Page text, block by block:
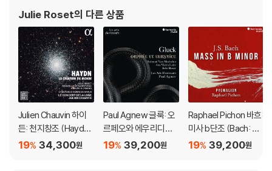
가능합니다.
2) 재생 음역의 왜곡을 최소화 하고 반복 재생시에도 최대한 일관되게 유
지되도록 디스크 센터 홀 구경이 작게 제작되는 경우가 있습니다. 턴테이
블 스핀들에 맞지 않는 경우에는 전용 제품 등을 이용하여 센터 홀을 조정
하시면 해결됩니다.
3) 디스크에 미세한 잔 흠집이 남아있거나 인쇄 면이 깨끗하지 않은 경우
가 있으며, 이는 상품의 불량이 아닙니다. 단, 재생에 이상이 있는 경우에는
불량으로 인한 반품/교환이 가능합니다
※ 컬러 디스크
아래에 해당하는 경우는 불량이 아니므로 개봉 후 반품/교환이 불가합니
Julie Roset의 다른 상품
Julien Chauvin 하이
든: 천지창조 (Haydn:
La Creation du mon
34,300원
19%
Paul Agnew 글룩: 오
르페오와 에우리디체
(Gluck: Orphee Et E
39,200원
19%
Raphael Pichon 바흐:
미사 b단조 (Bach: Ma
ss in b minor, BWV 2
39,200원
19%